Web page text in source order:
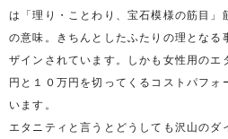
は「理り・ことわり、宝石模様の筋目」
の意味。きちんとしたふたりの理とな
ザインされています。しかも女性用のエ
円と１０万円を切ってくるコストパフォ
います。
エタニティと言うとどうしても沢山の